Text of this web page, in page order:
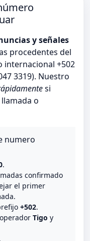
y señales
procedentes del
internacional +502
3319). Nuestro
si
o
numero
.
confirmado
el primer
+502.
Tigo y
.